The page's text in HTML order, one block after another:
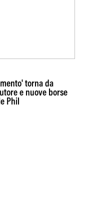
torna da
e nuove borse
Phil